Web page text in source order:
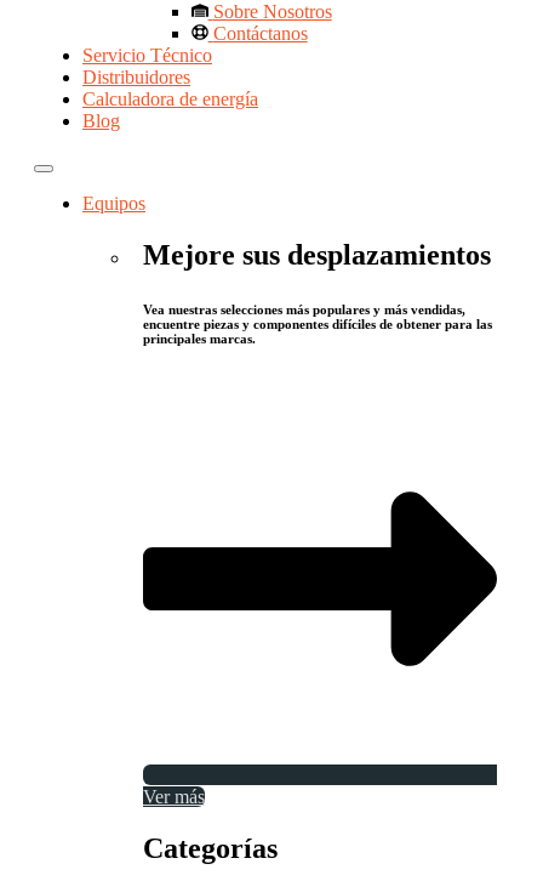
Sobre Nosotros
Contáctanos
Servicio Técnico
Distribuidores
Calculadora de energía
Blog
Equipos
Mejore sus desplazamientos
Vea nuestras selecciones más populares y más vendidas,
encuentre piezas y componentes difíciles de obtener para las
principales marcas.
Ver más
Categorías